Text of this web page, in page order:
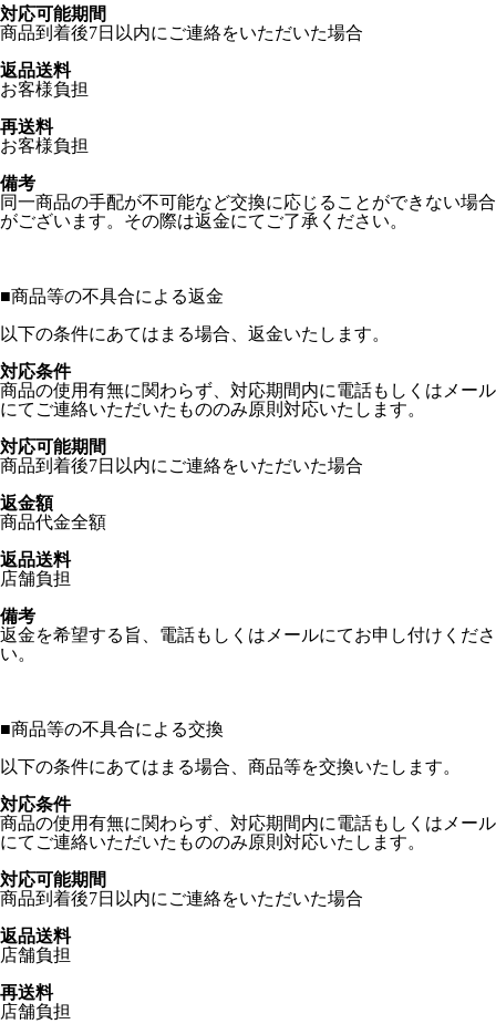
対応可能期間
商品到着後7日以内にご連絡をいただいた場合
返品送料
お客様負担
再送料
お客様負担
備考
同一商品の手配が不可能など交換に応じることができない場合
がございます。その際は返金にてご了承ください。
■商品等の不具合による返金
以下の条件にあてはまる場合、返金いたします。
対応条件
商品の使用有無に関わらず、対応期間内に電話もしくはメール
にてご連絡いただいたもののみ原則対応いたします。
対応可能期間
商品到着後7日以内にご連絡をいただいた場合
返金額
商品代金全額
返品送料
店舗負担
備考
返金を希望する旨、電話もしくはメールにてお申し付けくださ
い。
■商品等の不具合による交換
以下の条件にあてはまる場合、商品等を交換いたします。
対応条件
商品の使用有無に関わらず、対応期間内に電話もしくはメール
にてご連絡いただいたもののみ原則対応いたします。
対応可能期間
商品到着後7日以内にご連絡をいただいた場合
返品送料
店舗負担
再送料
店舗負担